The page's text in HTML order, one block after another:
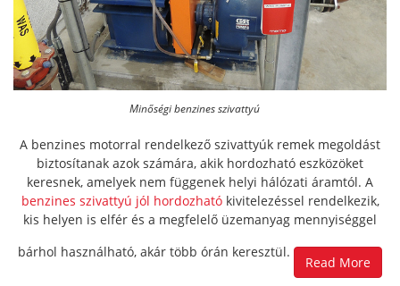
Minőségi benzines szivattyú
A benzines motorral rendelkező szivattyúk remek megoldást
biztosítanak azok számára, akik hordozható eszközöket
keresnek, amelyek nem függenek helyi hálózati áramtól. A
benzines szivattyú jól hordozhatókivitelezéssel rendelkezik,
kis helyen is elfér és a megfelelő üzemanyag mennyiséggel
bárhol használható, akár több órán keresztül.
Read More